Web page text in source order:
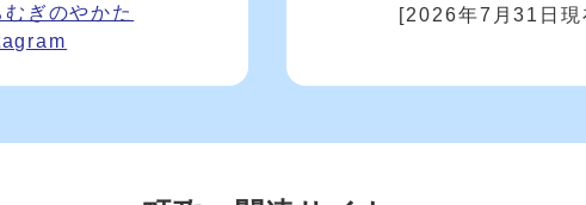
むぎのやかた
[2026年7月31日現